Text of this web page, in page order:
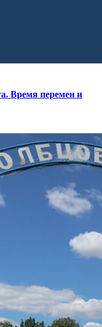
Время перемен и